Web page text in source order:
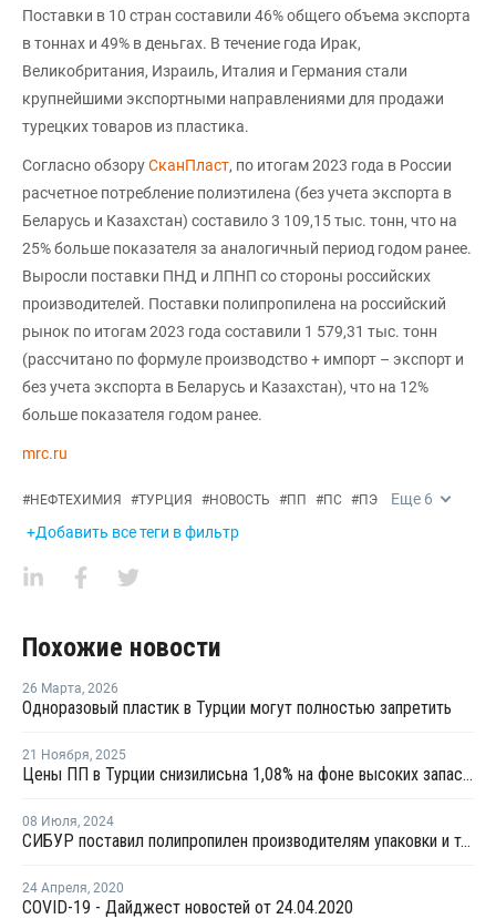
Поставки в 10 стран составили 46% общего объема экспорта
в тоннах и 49% в деньгах. В течение года Ирак,
Великобритания, Израиль, Италия и Германия стали
крупнейшими экспортными направлениями для продажи
турецких товаров из пластика.
Согласно обзоруСканПласт, по итогам 2023 года в России
расчетное потребление полиэтилена (без учета экспорта в
Беларусь и Казахстан) составило 3 109,15 тыс. тонн, что на
25% больше показателя за аналогичный период годом ранее.
Выросли поставки ПНД и ЛПНП со стороны российских
производителей. Поставки полипропилена на российский
рынок по итогам 2023 года составили 1 579,31 тыс. тонн
(рассчитано по формуле производство + импорт – экспорт и
без учета экспорта в Беларусь и Казахстан), что на 12%
больше показателя годом ранее.
mrc.ru
#НЕФТЕХИМИЯ #ТУРЦИЯ #НОВОСТЬ #ПП #ПС #ПЭ Еще 6
+Добавить все теги в фильтр
Похожие новости
26 Марта, 2026
Одноразовый пластик в Турции могут полностью запретить
21 Ноября, 2025
Цены ПП в Турции снизилисьна 1,08% на фоне высоких запасов и валютного давления
08 Июля, 2024
СИБУР поставил полипропилен производителям упаковки и текстиля в Турцию
24 Апреля, 2020
COVID-19 - Дайджест новостей от 24.04.2020